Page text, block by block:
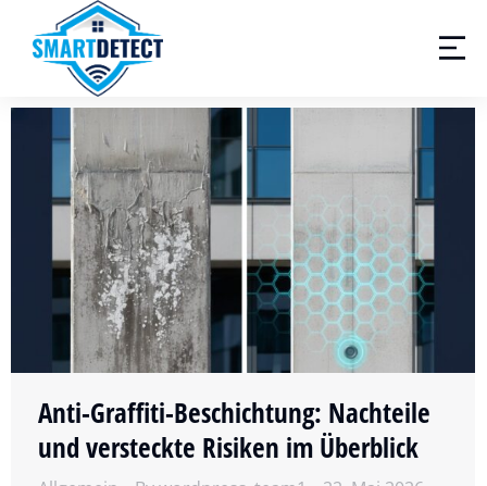
Anti-Graffiti-Beschichtung: Nachteile
und versteckte Risiken im Überblick